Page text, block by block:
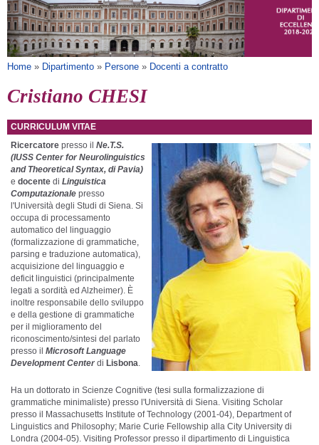
BIBLIOTECHE
SERVIZI
Tu sei qui
Home » Dipartimento » Persone » Docenti a contratto
Cristiano CHESI
CURRICULUM VITAE
Ricercatore presso il Ne.T.S.
(IUSS Center for Neurolinguistics
and Theoretical Syntax, di Pavia)
e docente di Linguistica
Computazionale presso
l'Università degli Studi di Siena. Si
occupa di processamento
automatico del linguaggio
(formalizzazione di grammatiche,
parsing e traduzione automatica),
acquisizione del linguaggio e
deficit linguistici (principalmente
legati a sordità ed Alzheimer). È
inoltre responsabile dello sviluppo
e della gestione di grammatiche
per il miglioramento del
riconoscimento/sintesi del parlato
presso il Microsoft Language
Development Center di Lisbona.
Ha un dottorato in Scienze Cognitive (tesi sulla formalizzazione di
grammatiche minimaliste) presso l'Università di Siena. Visiting Scholar
presso il Massachusetts Institute of Technology (2001-04), Department of
Linguistics and Philosophy; Marie Curie Fellowship alla City University di
Londra (2004-05). Visiting Professor presso il dipartimento di Linguistica